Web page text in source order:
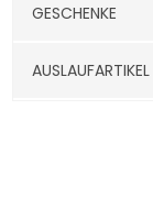
GESCHENKE
AUSLAUFARTIKEL